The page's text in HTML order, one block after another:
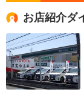
お店紹介ダ